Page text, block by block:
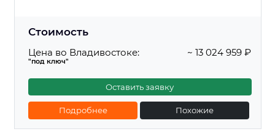
Стоимость
Цена во Владивостоке:
"под ключ"
~ 13 024 959 ₽
Оставить заявку
Подробнее Похожие